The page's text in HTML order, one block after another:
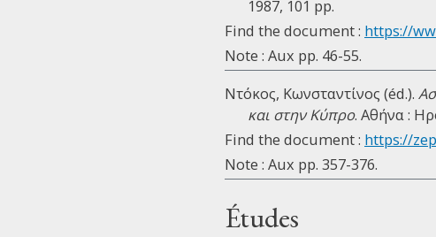
1987, 101 pp.
Find the document : https://
Note : Aux pp. 46-55.
Ντόκος, Κωνσταντίνος (éd.).
και στην Κύπρο. Αθήνα :
Find the document : https://
Note : Aux pp. 357-376.
Études